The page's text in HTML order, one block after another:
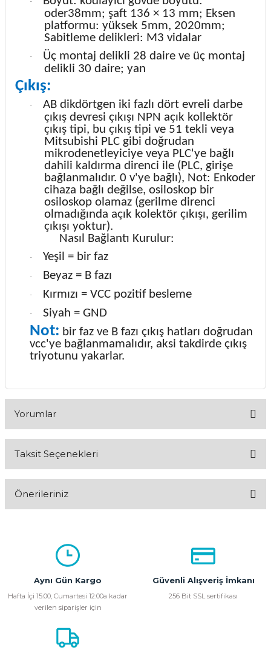
oder38mm; şaft 136 × 13 mm; Eksen
platformu: yüksek 5mm, 2020mm;
Sabitleme delikleri: M3 vidalar
·
Üç montaj delikli 28 daire ve üç montaj
delikli 30 daire; yan
Çıkış:
·
AB dikdörtgen iki fazlı dört evreli darbe
çıkış devresi çıkışı NPN açık kollektör
çıkış tipi, bu çıkış tipi ve 51 tekli veya
Mitsubishi PLC gibi doğrudan
mikrodenetleyiciye veya PLC'ye bağlı
dahili kaldırma direnci ile (PLC, girişe
bağlanmalıdır. 0 v'ye bağlı), Not: Enkoder
cihaza bağlı değilse, osiloskop bir
osiloskop olamaz (gerilme direnci
olmadığında açık kolektör çıkışı, gerilim
çıkışı yoktur).
Nasıl Bağlantı Kurulur:
· Yeşil = bir faz
· Beyaz = B fazı
· Kırmızı = VCC pozitif besleme
· Siyah = GND
Not: bir faz ve B fazı çıkış hatları doğrudan
vcc'ye bağlanmamalıdır, aksi takdirde çıkış
triyotunu yakarlar.
Yorumlar
Taksit Seçenekleri
Önerileriniz
kullanarak tarafımıza iletebilirsiniz.
Görüş ve önerileriniz için teşekkür ederiz.
Ürün açıklamasında eksik bilgiler bulunuyor.
Ürün bilgilerinde hatalar bulunuyor.
Ürün fiyatı diğer sitelerden daha pahalı.
Aynı Gün Kargo
Hafta İçi 15:00, Cumartesi 12:00a kadar
verilen siparişler için
Güvenli Alışveriş İmkanı
256 Bit SSL sertifikası